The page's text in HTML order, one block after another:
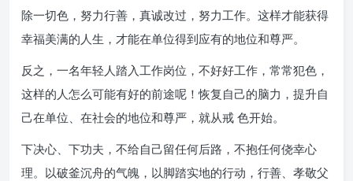
除一切色，努力行善，真诚改过，努力工作。这样才能获得
幸福美满的人生，才能在单位得到应有的地位和尊严。
反之，一名年轻人踏入工作岗位，不好好工作，常常犯色，
这样的人怎么可能有好的前途呢！恢复自己的脑力，提升自
己在单位、在社会的地位和尊严，就从戒 色开始。
下决心、下功夫，不给自己留任何后路，不抱任何侥幸心
理。以破釜沉舟的气魄，以脚踏实地的行动，行善、孝敬父